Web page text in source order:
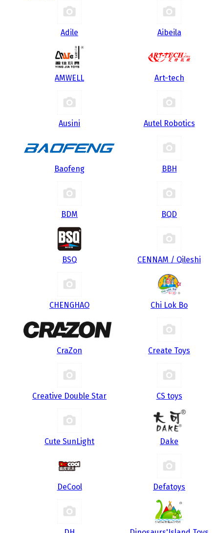
Adile Aibeila
AMWELL Art-tech
Ausini Autel Robotics
Baofeng BBH
BDM BQD
BSQ CENNAM / Qileshi
CHENGHAO Chi Lok Bo
CraZon Create Toys
Creative Double Star CS toys
Cute SunLight Dake
DeCool Defatoys